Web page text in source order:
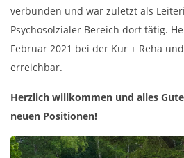
verbunden und war zuletzt als
Psychosolzialer Bereich dort tätig.
Februar 2021 bei der Kur + Reha
erreichbar.
Herzlich willkommen und alles
neuen Positionen!